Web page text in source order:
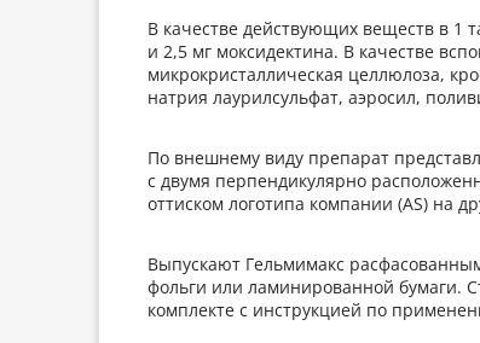
В качестве действующих веществ в 1
и 2,5 мг моксидектина. В качестве
микрокристаллическая целлюлоза,
натрия лаурилсульфат, аэросил,
По внешнему виду препарат
с двумя перпендикулярно
оттиском логотипа компании (AS) на
Выпускают Гельмимакс
фольги или ламинированной бумаги.
комплекте с инструкцией по